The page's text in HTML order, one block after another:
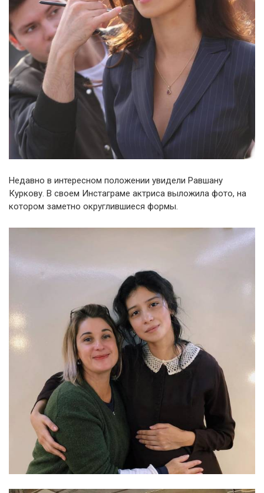
Недавно в интересном положении увидели Равшану
Куркову. В своем Инстаграме актриса выложила фото, на
котором заметно округлившиеся формы.